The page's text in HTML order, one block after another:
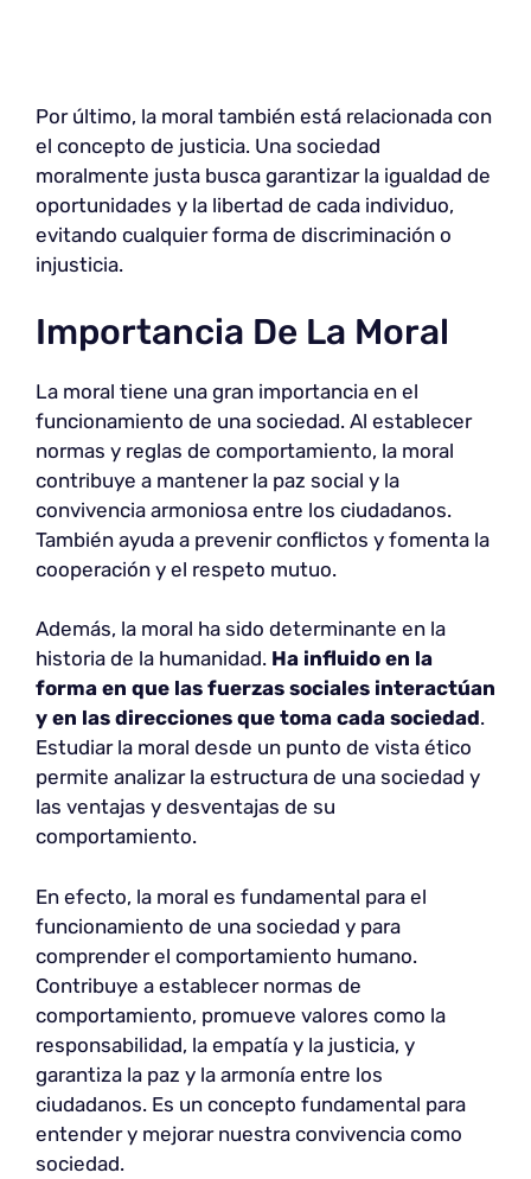
Por último, la moral también está relacionada con
el concepto de justicia. Una sociedad
moralmente justa busca garantizar la igualdad de
oportunidades y la libertad de cada individuo,
evitando cualquier forma de discriminación o
injusticia.
Importancia De La Moral
La moral tiene una gran importancia en el
funcionamiento de una sociedad. Al establecer
normas y reglas de comportamiento, la moral
contribuye a mantener la paz social y la
convivencia armoniosa entre los ciudadanos.
También ayuda a prevenir conflictos y fomenta la
cooperación y el respeto mutuo.
Además, la moral ha sido determinante en la
historia de la humanidad. Ha influido en la
forma en que las fuerzas sociales interactúan
y en las direcciones que toma cada sociedad.
Estudiar la moral desde un punto de vista ético
permite analizar la estructura de una sociedad y
las ventajas y desventajas de su
comportamiento.
En efecto, la moral es fundamental para el
funcionamiento de una sociedad y para
comprender el comportamiento humano.
Contribuye a establecer normas de
comportamiento, promueve valores como la
responsabilidad, la empatía y la justicia, y
garantiza la paz y la armonía entre los
ciudadanos. Es un concepto fundamental para
entender y mejorar nuestra convivencia como
sociedad.